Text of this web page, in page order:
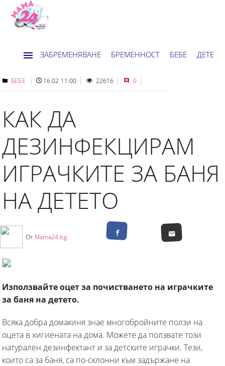
ЗАБРЕМЕНЯВАНЕ БРЕМЕННОСТ БЕБЕ ДЕТЕ
ДОМ НОВИНИ ХОРОСКОП
БЕБЕ 16.02 11:00 22616 0
КАК ДА
ДЕЗИНФЕКЦИРАМ
ИГРАЧКИТЕ ЗА БАНЯ
НА ДЕТЕТО
От Mama24.bg
Използвайте оцет за почистването на играчките
за баня на детето.
Всяка добра домакиня знае многобройните ползи на
оцета в хигиената на дома. Можете да ползвате този
натурален дезинфектант и за детските играчки. Тези,
които са за баня, са по-склонни към задържане на